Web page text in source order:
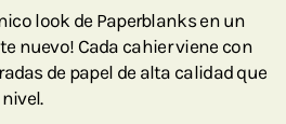
look de Paperblanks en un
nuevo! Cada cahier viene con
de papel de alta calidad que